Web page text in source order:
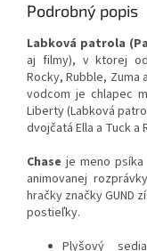
Podrobný popis
Labková patrola
aj filmy), v ktorej
Rocky, Rubble, Zuma
vodcom je chlapec
Liberty (Labková
dvojčatá Ella a Tuck a
Chaseje meno
animovanej rozprávky
hračky značky GUND
postieľky.
Plyšový